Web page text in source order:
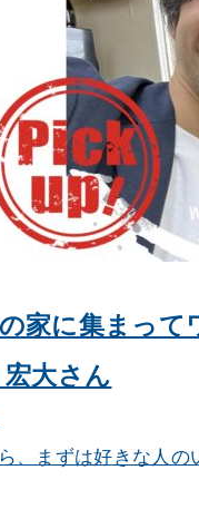
家に集まっ
大さん